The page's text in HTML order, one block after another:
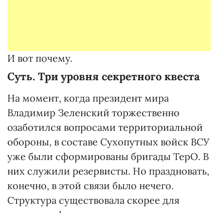
И вот почему.
Суть. Три уровня секретного квеста
На момент, когда президент мира
Владимир Зеленский торжественно
озаботился вопросами территориальной
обороны, в составе Сухопутных войск ВСУ
уже были сформированы бригады ТерО. В
них служили резервисты. Но праздновать,
конечно, в этой связи было нечего.
Структура существовала скорее для